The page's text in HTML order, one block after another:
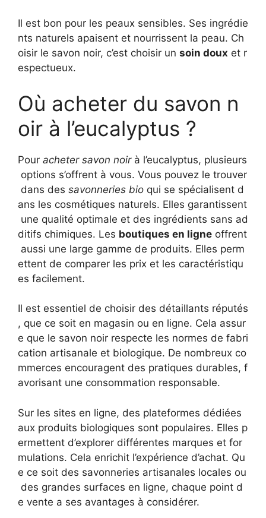
Il est bon pour les peaux sensibles. Ses ingrédie
nts naturels apaisent et nourrissent la peau. Ch
oisir le savon noir, c’est choisir un soin doux et r
espectueux.
Où acheter du savon n
oir à l’eucalyptus ?
Pour acheter savon noirà l’eucalyptus, plusieurs
options s’offrent à vous. Vous pouvez le trouver
dans des savonneries bio qui se spécialisent d
ans les cosmétiques naturels. Elles garantissent
une qualité optimale et des ingrédients sans ad
ditifs chimiques. Les boutiques en ligne offrent
aussi une large gamme de produits. Elles perm
ettent de comparer les prix et les caractéristiqu
es facilement.
Il est essentiel de choisir des détaillants réputés
, que ce soit en magasin ou en ligne. Cela assur
e que le savon noir respecte les normes de fabri
cation artisanale et biologique. De nombreux co
mmerces encouragent des pratiques durables, f
avorisant une consommation responsable.
Sur les sites en ligne, des plateformes dédiées
aux produits biologiques sont populaires. Elles p
ermettent d’explorer différentes marques et for
mulations. Cela enrichit l’expérience d’achat. Qu
e ce soit des savonneries artisanales locales ou
des grandes surfaces en ligne, chaque point d
e vente a ses avantages à considérer.